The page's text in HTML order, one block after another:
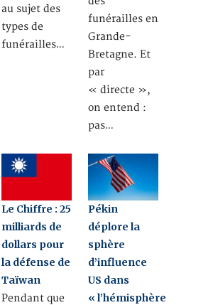
au sujet des
types de
funérailles…
funérailles en
Grande-
Bretagne. Et
par
« directe »,
on entend :
pas…
Le Chiffre : 25
milliards de
dollars pour
la défense de
Taïwan
Pendant que
Pékin
déplore la
sphère
d’influence
US dans
« l’hémisphère